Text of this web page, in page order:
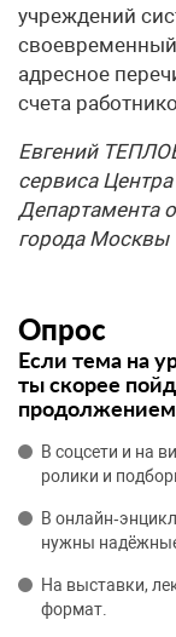
учреждений
своевременный
адресное
счета
Евгений
сервиса
Департамента
города Москвы
Опрос
Если тема на
ты скорее
В соцсети и на
ролики и
В
нужны
На выставки,
формат.